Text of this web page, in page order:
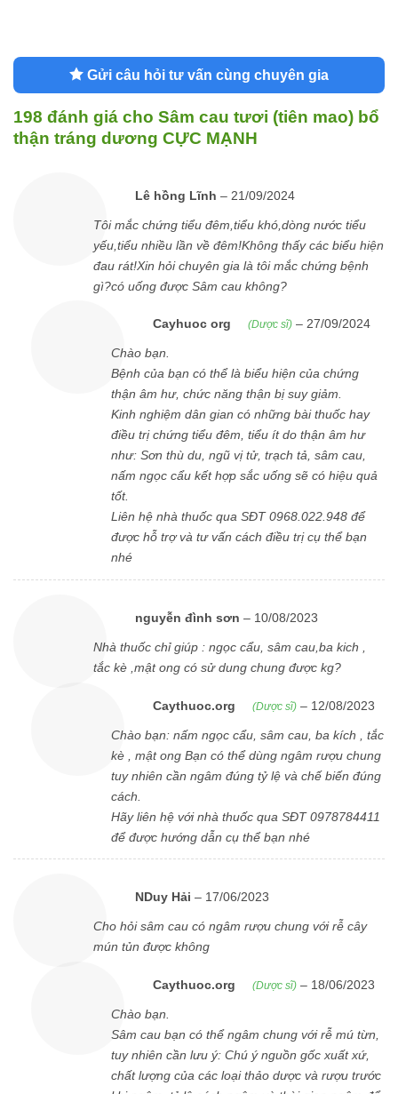
Gửi câu hỏi tư vấn cùng chuyên gia
198 đánh giá cho Sâm cau tươi (tiên mao) bổ
thận tráng dương CỰC MẠNH
Lê hồng Lĩnh – 21/09/2024
Tôi mắc chứng tiểu đêm,tiểu khó,dòng nước tiểu
yếu,tiểu nhiều lần về đêm!Không thấy các biểu hiện
đau rát!Xin hỏi chuyên gia là tôi mắc chứng bệnh
gì?có uống được Sâm cau không?
Cayhuoc org (Dược sĩ) – 27/09/2024
Chào bạn.
Bệnh của bạn có thể là biểu hiện của chứng
thận âm hư, chức năng thận bị suy giảm.
Kinh nghiệm dân gian có những bài thuốc hay
điều trị chứng tiểu đêm, tiểu ít do thận âm hư
như: Sơn thù du, ngũ vị tử, trạch tả, sâm cau,
nấm ngọc cẩu kết hợp sắc uống sẽ có hiệu quả
tốt.
Liên hệ nhà thuốc qua SĐT 0968.022.948 để
được hỗ trợ và tư vấn cách điều trị cụ thể bạn
nhé
nguyễn đình sơn – 10/08/2023
Nhà thuốc chỉ giúp : ngọc cẩu, sâm cau,ba kich ,
tắc kè ,mật ong có sử dung chung được kg?
Caythuoc.org (Dược sĩ) – 12/08/2023
Chào bạn: nấm ngọc cẩu, sâm cau, ba kích , tắc
kè , mật ong Bạn có thể dùng ngâm rượu chung
tuy nhiên cần ngâm đúng tỷ lệ và chế biến đúng
cách.
Hãy liên hệ với nhà thuốc qua SĐT 0978784411
để được hướng dẫn cụ thể bạn nhé
NDuy Hải – 17/06/2023
Cho hỏi sâm cau có ngâm rượu chung với rễ cây
mún tủn được không
Caythuoc.org (Dược sĩ) – 18/06/2023
Chào bạn.
Sâm cau bạn có thể ngâm chung với rễ mú từn,
tuy nhiên cần lưu ý: Chú ý nguồn gốc xuất xứ,
chất lượng của các loại thảo dược và rượu trước